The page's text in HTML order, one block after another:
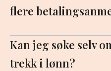
flere
Kan jeg søke selv
trekk i lønn?